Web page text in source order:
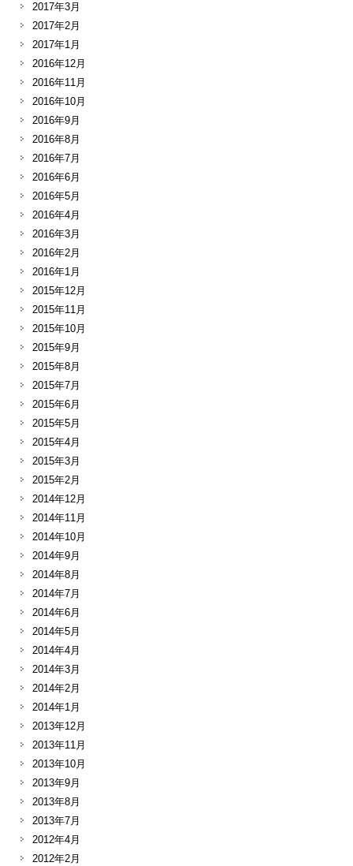
2017年3月
2017年2月
2017年1月
2016年12月
2016年11月
2016年10月
2016年9月
2016年8月
2016年7月
2016年6月
2016年5月
2016年4月
2016年3月
2016年2月
2016年1月
2015年12月
2015年11月
2015年10月
2015年9月
2015年8月
2015年7月
2015年6月
2015年5月
2015年4月
2015年3月
2015年2月
2014年12月
2014年11月
2014年10月
2014年9月
2014年8月
2014年7月
2014年6月
2014年5月
2014年4月
2014年3月
2014年2月
2014年1月
2013年12月
2013年11月
2013年10月
2013年9月
2013年8月
2013年7月
2012年4月
2012年2月